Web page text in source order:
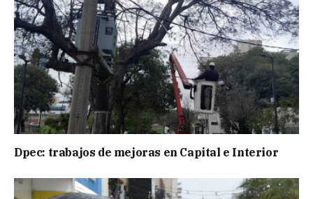
Dpec: trabajos de mejoras en Capital e Interior